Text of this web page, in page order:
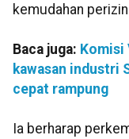
kemudahan
Baca juga: Komisi
kawasan industri
cepat rampung
Ia berharap